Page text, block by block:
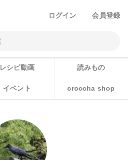
ログイン 会員登録
レシピ動画 読みもの
イベント croccha shop